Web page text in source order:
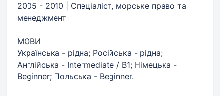
2005 - 2010 | Спеціаліст, морське право та
менеджмент
МОВИ
Українська - рідна; Російська - рідна;
Англійська - Intermediate / B1; Німецька -
Beginner; Польська - Beginner.